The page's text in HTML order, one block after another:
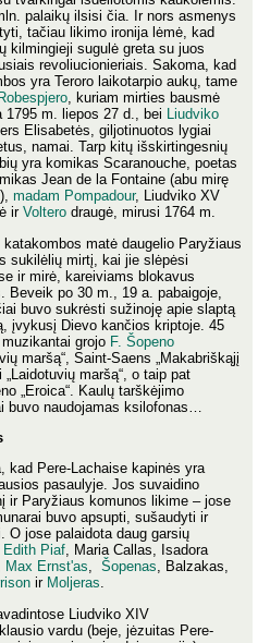
palaikų ilsisi čia. Ir nors asmenys
tačiau likimo ironija lėmė, kad
kilmingieji sugulė greta su juos
revoliucionieriais. Sakoma, kad
yra Teroro laikotarpio aukų, tame
Robespjero, kuriam mirties bausmė
1795 m. liepos 27 d., bei Liudviko
Elisabetės, giljotinuotos lygiai
namai. Tarp kitų išskirtingesnių
yra komikas Scaranouche, poetas
Jean de la Fontaine (abu mirę
madam Pompadour, Liudviko XV
irVoltero draugė, mirusi 1764 m.
katakombos matė daugelio Paryžiaus
sukilėlių mirtį, kai jie slėpėsi
ir mirė, kareiviams blokavus
Beveik po 30 m., 19 a. pabaigoje,
buvo sukrėsti sužinoję apie slaptą
įvykusį Dievo kančios kriptoje. 45
grojo F. Šopeno
maršą“, Saint-Saens „Makabriškąjį
„Laidotuvių maršą“, o taip pat
„Eroica“. Kaulų tarškėjimo
buvo naudojamas ksilofonas…
kad Pere-Lachaise kapinės yra
pasaulyje. Jos suvaidino
ir Paryžiaus komunos likime – jose
buvo apsupti, sušaudyti ir
O jose palaidota daug garsių
Edith Piaf, Maria Callas, Isadora
Max Ernst'as, Šopenas, Balzakas,
ir Moljeras.
Liudviko XIV
vardu (beje, jėzuitas Pere-